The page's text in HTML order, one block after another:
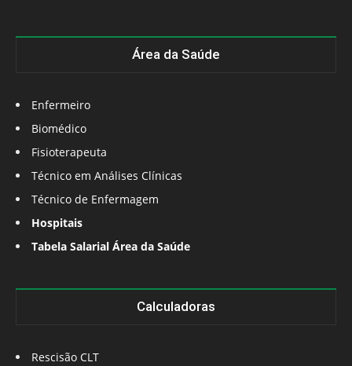
Área da Saúde
Enfermeiro
Biomédico
Fisioterapeuta
Técnico em Análises Clínicas
Técnico de Enfermagem
Hospitais
Tabela Salarial Área da Saúde
Calculadoras
Rescisão CLT